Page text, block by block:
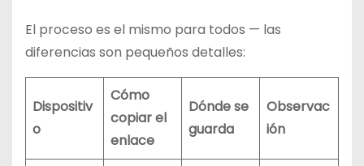
El proceso es el mismo para todos — las
diferencias son pequeños detalles:
Dispositiv
o
Cómo
copiar el
enlace
Dónde se
guarda
Observac
ión